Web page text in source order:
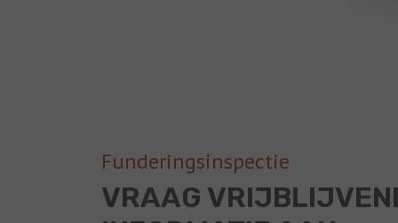
Funderingsinspectie
VRAAG